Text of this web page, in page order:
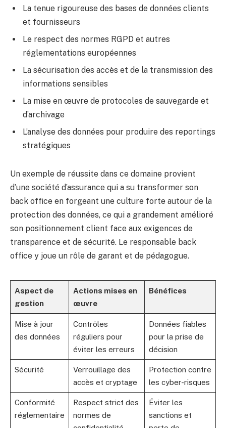
La tenue rigoureuse des bases de données clients
et fournisseurs
Le respect des normes RGPD et autres
réglementations européennes
La sécurisation des accès et de la transmission des
informations sensibles
La mise en œuvre de protocoles de sauvegarde et
d’archivage
L’analyse des données pour produire des reportings
stratégiques
Un exemple de réussite dans ce domaine provient
d’une société d’assurance qui a su transformer son
back office en forgeant une culture forte autour de la
protection des données, ce qui a grandement amélioré
son positionnement client face aux exigences de
transparence et de sécurité. Le responsable back
office y joue un rôle de garant et de pédagogue.
Aspect de
gestion
Actions mises en
œuvre
Bénéfices
Mise à jour
des données
Contrôles
réguliers pour
éviter les erreurs
Données fiables
pour la prise de
décision
Sécurité
Verrouillage des
accès et cryptage
Protection contre
les cyber-risques
Conformité
réglementaire
Respect strict des
normes de
Éviter les
sanctions et